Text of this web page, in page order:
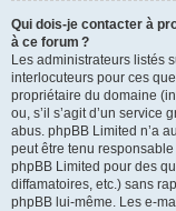
Qui dois-je contacter à
à ce forum ?
Les administrateurs listés
interlocuteurs pour ces
propriétaire du domaine
ou, s’il s’agit d’un service
abus. phpBB Limited n’a
peut être tenu
phpBB Limited pour des
diffamatoires, etc.) sans
phpBB lui-même. Les e-